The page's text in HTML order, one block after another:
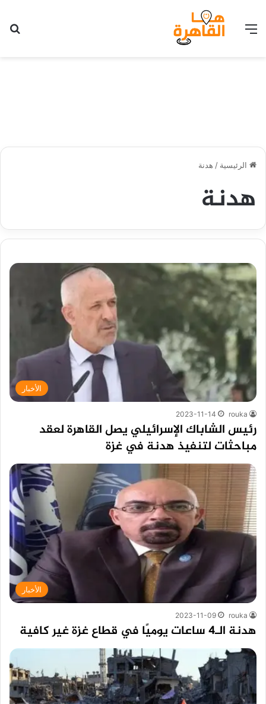
القائمة
الرئيسية / هدنة
هدنة
الأخبار
rouka
2023-11-14
رئيس الشاباك الإسرائيلي يصل القاهرة لعقد
مباحثات لتنفيذ هدنة في غزة
الأخبار
rouka
2023-11-09
هدنة الـ4 ساعات يوميًا في قطاع غزة غير كافية